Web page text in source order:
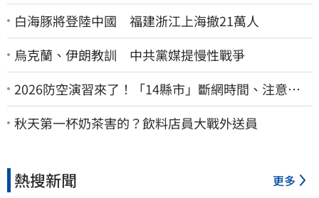
白海豚將登陸中國 福建浙江上海撤21萬人
烏克蘭、伊朗教訓 中共黨媒提慢性戰爭
2026防空演習來了！「14縣市」斷網時間、注意事
項一次看
秋天第一杯奶茶害的？飲料店員大戰外送員
熱搜新聞 更多